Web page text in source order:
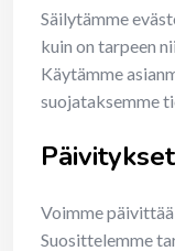
Säilytämme
kuin on tarpeen
Käytämme
suojataksemme
Voimme
Suosittelemme